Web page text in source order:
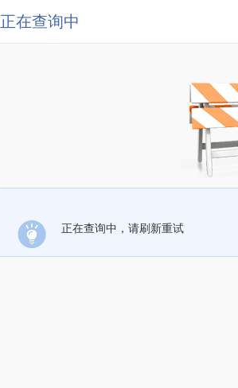
正在查询中
正在查询中，请刷新重试